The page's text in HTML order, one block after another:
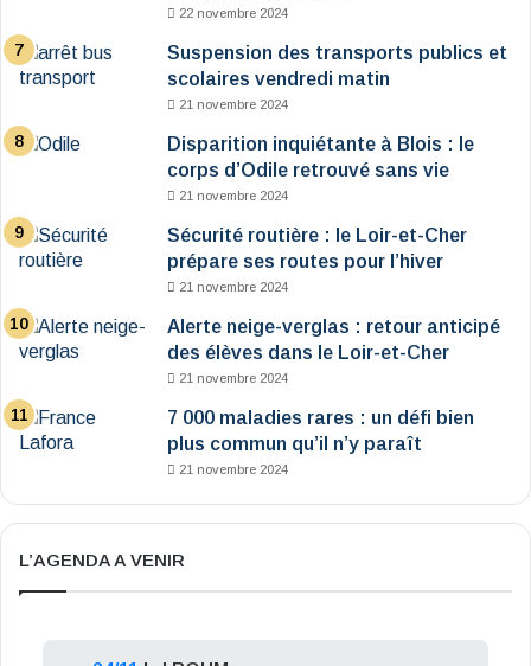
22 novembre 2024
Suspension des transports publics et
scolaires vendredi matin
21 novembre 2024
Disparition inquiétante à Blois : le
corps d’Odile retrouvé sans vie
21 novembre 2024
Sécurité routière : le Loir-et-Cher
prépare ses routes pour l’hiver
21 novembre 2024
Alerte neige-verglas : retour anticipé
des élèves dans le Loir-et-Cher
21 novembre 2024
7 000 maladies rares : un défi bien
plus commun qu’il n’y paraît
21 novembre 2024
L’AGENDA A VENIR